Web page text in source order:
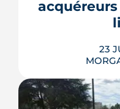
un projet
23